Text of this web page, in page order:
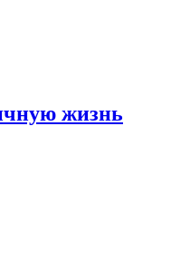
жизнь